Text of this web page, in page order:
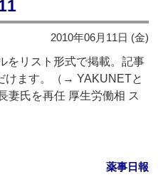
2010年06月11日 (金)
をリスト形式で掲載。記事
けます。（→ YAKUNETと
妻氏を再任 厚生労働相 ス
薬事日報